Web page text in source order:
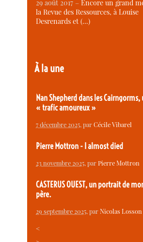
29 août 2017 –Encore un grand
la Revue des Ressources, à Louise
Desrenards et (…)
À la une
Nan Shepherd dans les Cairngorms,
« trafic amoureux »
7 décembre 2025, parCécile Vibarel
Pierre Mottron - I almost died
23 novembre 2025, parPierre Mottron
CASTERUS OUEST, un portrait de
père.
29 septembre 2025, parNicolas Losson
<